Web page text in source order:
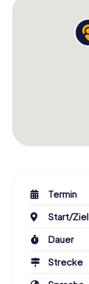
Termin
Start/Ziel
Dauer
Strecke